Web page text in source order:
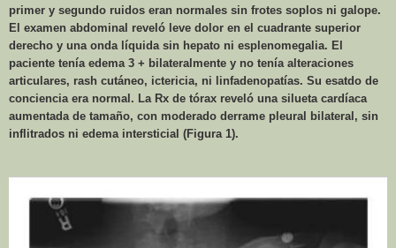
primer y segundo ruidos eran normales sin frotes soplos ni galope.
El examen abdominal reveló leve dolor en el cuadrante superior
derecho y una onda líquida sin hepato ni esplenomegalia. El
paciente tenía edema 3 + bilateralmente y no tenía alteraciones
articulares, rash cutáneo, ictericia, ni linfadenopatías. Su esatdo de
conciencia era normal. La Rx de tórax reveló una silueta cardíaca
aumentada de tamaño, con moderado derrame pleural bilateral, sin
inflitrados ni edema intersticial (Figura 1).